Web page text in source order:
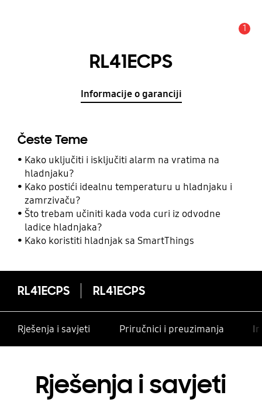
1
RL41ECPS
Informacije o garanciji
Česte Teme
Kako uključiti i isključiti alarm na vratima na
hladnjaku?
Kako postići idealnu temperaturu u hladnjaku i
zamrzivaču?
Što trebam učiniti kada voda curi iz odvodne
ladice hladnjaka?
Kako koristiti hladnjak sa SmartThings
RL41ECPS RL41ECPS
Rješenja i savjeti Priručnici i preuzimanja
Rješenja i savjeti